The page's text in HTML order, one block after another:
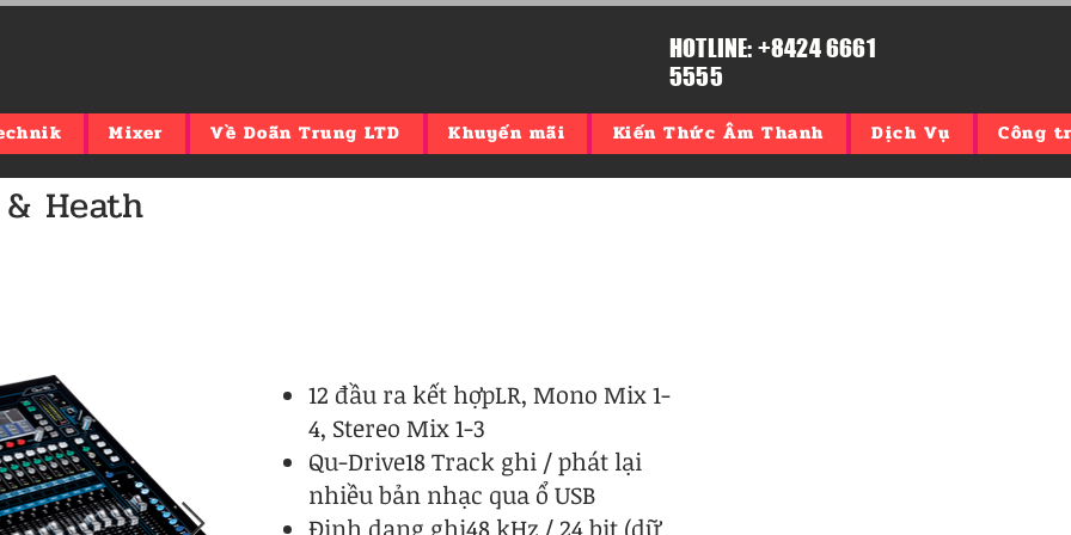
HOTLINE: +8424 6661
5555
Mixer Về Doãn Trung LTD Khuyến mãi Kiến Thức Âm Thanh Dịch Vụ Công
Heath
12 đầu ra kết hợpLR, Mono Mix 1-
4, Stereo Mix 1-3
Qu-Drive18 Track ghi / phát lại
nhiều bản nhạc qua ổ USB
Định dạng ghi48 kHz / 24 bit (dữ